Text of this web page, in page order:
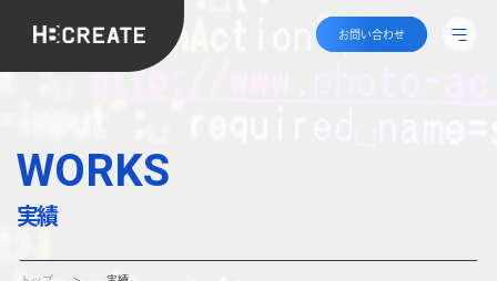
お問い合わせ
WORKS
実績